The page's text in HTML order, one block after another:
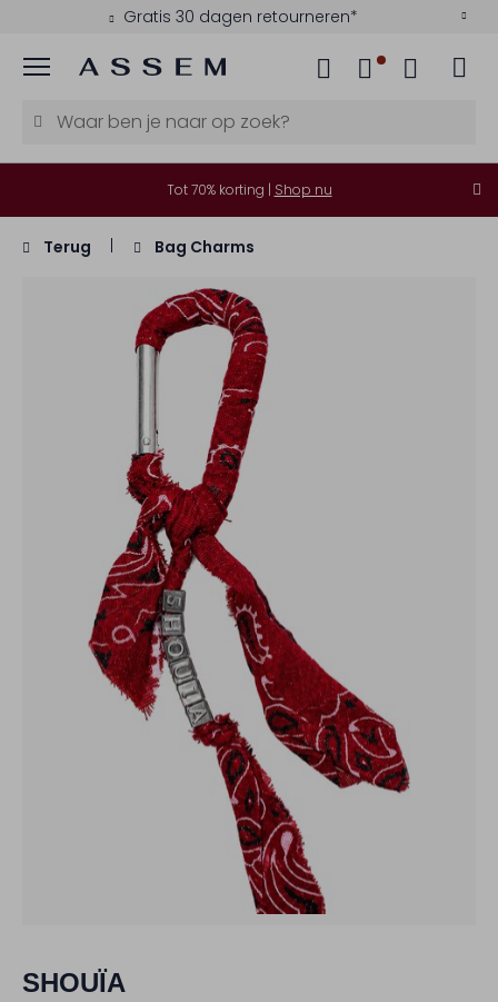
Gratis 30 dagen retourneren*
Menu
Tot 70% korting | Shop nu
Terug Bag Charms
SHOUÏA